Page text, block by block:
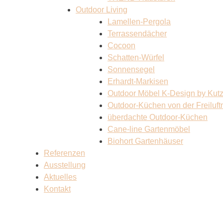
Outdoor Living
Lamellen-Pergola
Terrassendächer
Cocoon
Schatten-Würfel
Sonnensegel
Erhardt-Markisen
Outdoor Möbel K-Design by Kutz
Outdoor-Küchen von der
überdachte Outdoor-Küchen
Cane-line Gartenmöbel
Biohort Gartenhäuser
Referenzen
Ausstellung
Aktuelles
Kontakt